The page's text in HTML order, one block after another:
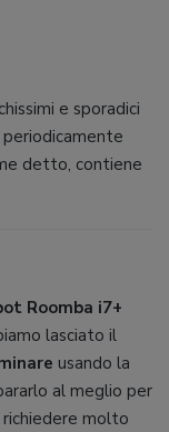
e sporadici
detto, contiene
Roomba i7+
lasciato il
usando la
al meglio per
richiedere molto